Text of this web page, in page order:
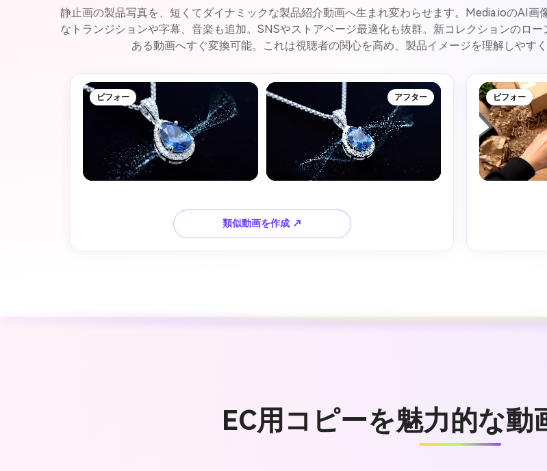
静止画の製品写真を、短くてダイナミックな製品紹介動画へ生まれ変わらせます。Media.ioのAI
なトランジションや字幕、音楽も追加。SNSやストアページ最適化も抜群。新コレクションのロ
ある動画へすぐ変換可能。これは視聴者の関心を高め、製品イメージを理解しやす
ビフォー アフター
類似動画を作成 ↗
ビフォー
EC用コピーを魅力的な動